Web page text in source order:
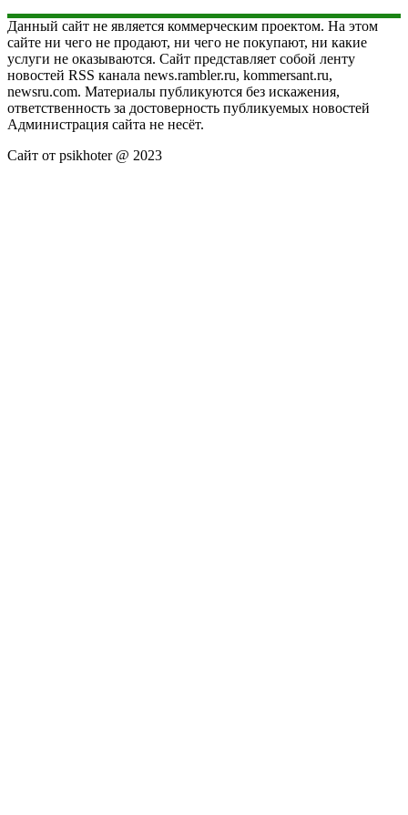
Данный сайт не является коммерческим проектом. На этом
сайте ни чего не продают, ни чего не покупают, ни какие
услуги не оказываются. Сайт представляет собой ленту
новостей RSS канала news.rambler.ru, kommersant.ru,
newsru.com. Материалы публикуются без искажения,
ответственность за достоверность публикуемых новостей
Администрация сайта не несёт.
Сайт от psikhoter @ 2023